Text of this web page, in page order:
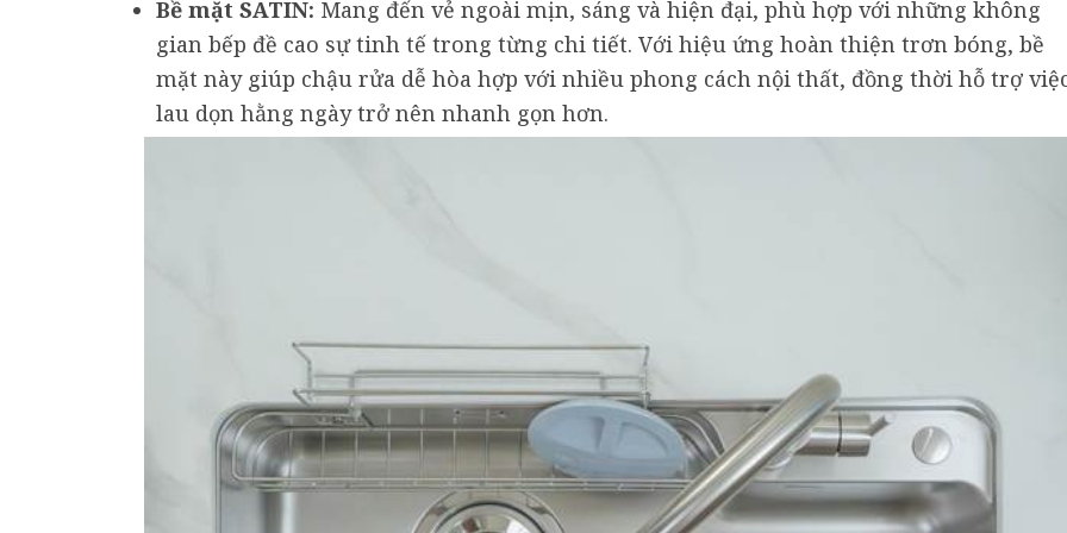
Bề mặt SATIN: Mang đến vẻ ngoài mịn, sáng và hiện đại, phù hợp với những không
gian bếp đề cao sự tinh tế trong từng chi tiết. Với hiệu ứng hoàn thiện trơn bóng, bề
mặt này giúp chậu rửa dễ hòa hợp với nhiều phong cách nội thất, đồng thời hỗ trợ
lau dọn hằng ngày trở nên nhanh gọn hơn.